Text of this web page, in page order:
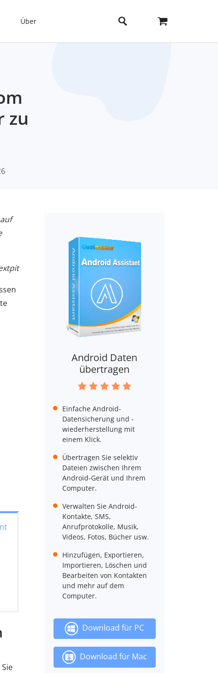
Über
zu
Android Daten
übertragen
Einfache Android-
Datensicherung und -
wiederherstellung mit
einem Klick.
Übertragen Sie selektiv
Dateien zwischen Ihrem
Android-Gerät und Ihrem
Computer.
Verwalten Sie Android-
Kontakte, SMS,
Anrufprotokolle, Musik,
Videos, Fotos, Bücher usw.
Hinzufügen, Exportieren,
Importieren, Löschen und
Bearbeiten von Kontakten
und mehr auf dem
Computer.
Download für PC
Download für Mac